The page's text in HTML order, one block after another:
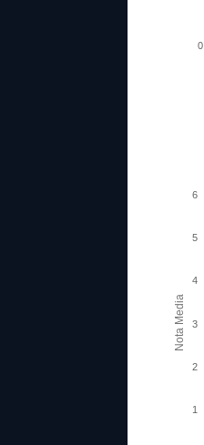
0
Nota Media
1
2
3
4
5
6